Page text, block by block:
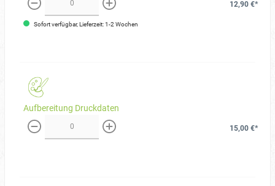
weniger mehr
12,90 €*
Sofort verfügbar, Lieferzeit: 1-2 Wochen
Aufbereitung Druckdaten
weniger mehr
15,00 €*